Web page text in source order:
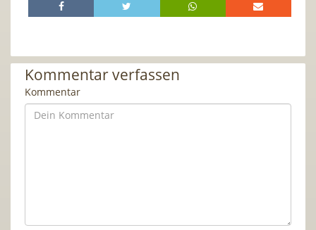
Kommentar verfassen
Kommentar